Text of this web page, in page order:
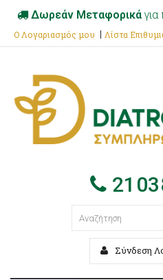
Δωρεάν Μεταφορικά
Ο Λογαριασμός μου Λίστα
Σύνδεση